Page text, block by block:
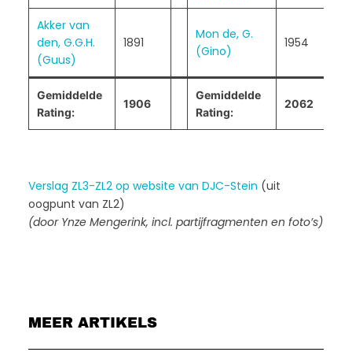
Akker van
den, G.G.H.
(Guus)
1891
Mon de, G.
(Gino)
1954
Gemiddelde
Rating:
1906
Gemiddelde
Rating:
2062
Verslag ZL3-ZL2 op website van DJC-Stein (uit
oogpunt van ZL2)
(door Ynze Mengerink, incl. partijfragmenten en foto’s)
MEER ARTIKELS